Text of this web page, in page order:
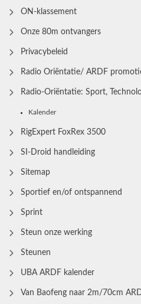
ON-klassement
Onze 80m ontvangers
Privacybeleid
Radio Oriëntatie/ ARDF
Radio‑Oriëntatie: Sport,
Kalender
RigExpert FoxRex 3500
SI-Droid handleiding
Sitemap
Sportief en/of ontspannend
Sprint
Steun onze werking
Steunen
UBA ARDF kalender
Van Baofeng naar 2m/70cm